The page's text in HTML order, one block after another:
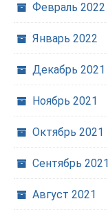
Февраль 2022
Январь 2022
Декабрь 2021
Ноябрь 2021
Октябрь 2021
Сентябрь 2021
Август 2021